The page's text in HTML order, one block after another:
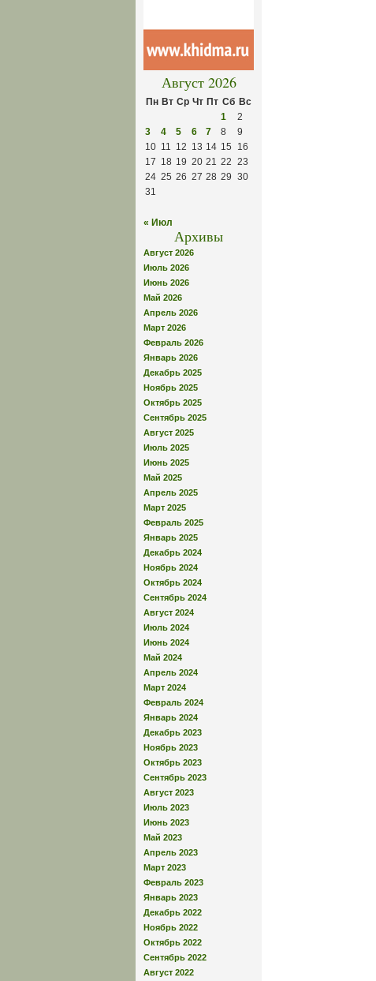
Август 2026
Пн Вт Ср Чт Пт Сб Вс
1
2
3
4 5 6 7 8
9
10 11 12 13 14 15
16
17 18 19 20 21 22 23
24 25 26 27 28 29 30
31
« Июл
Архивы
Август 2026
Июль 2026
Июнь 2026
Май 2026
Апрель 2026
Март 2026
Февраль 2026
Январь 2026
Декабрь 2025
Ноябрь 2025
Октябрь 2025
Сентябрь 2025
Август 2025
Июль 2025
Июнь 2025
Май 2025
Апрель 2025
Март 2025
Февраль 2025
Январь 2025
Декабрь 2024
Ноябрь 2024
Октябрь 2024
Сентябрь 2024
Август 2024
Июль 2024
Июнь 2024
Май 2024
Апрель 2024
Март 2024
Февраль 2024
Январь 2024
Декабрь 2023
Ноябрь 2023
Октябрь 2023
Сентябрь 2023
Август 2023
Июль 2023
Июнь 2023
Май 2023
Апрель 2023
Март 2023
Февраль 2023
Январь 2023
Декабрь 2022
Ноябрь 2022
Октябрь 2022
Сентябрь 2022
Август 2022